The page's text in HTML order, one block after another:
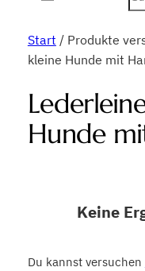
Start / Produkte
kleine Hunde mit
Hunde
Keine
Du kannst versuchen